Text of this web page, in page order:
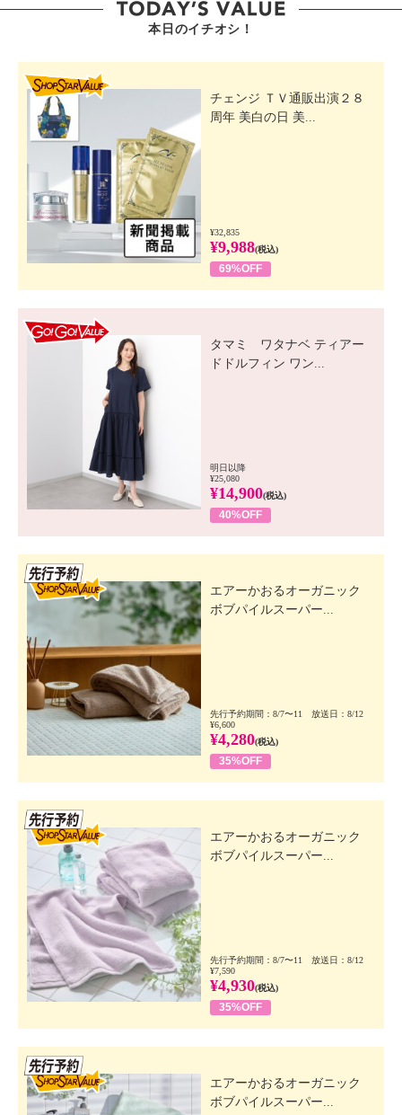
本日のイチオシ！
チェンジ ＴＶ通販出演２８
周年 美白の日 美...
¥32,835
¥9,988(税込)
69%OFF
タマミ ワタナベ ティアー
ドドルフィン ワン...
明日以降
¥25,080
¥14,900(税込)
40%OFF
エアーかおるオーガニック
ボブパイルスーパー...
先行予約期間：8/7〜11 放送日：8/12
¥6,600
¥4,280(税込)
35%OFF
エアーかおるオーガニック
ボブパイルスーパー...
先行予約期間：8/7〜11 放送日：8/12
¥7,590
¥4,930(税込)
35%OFF
エアーかおるオーガニック
ボブパイルスーパー...